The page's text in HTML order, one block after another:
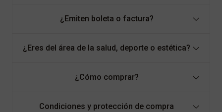
¿Emiten boleta o factura?
¿Eres del área de la salud, deporte o estética?
¿Cómo comprar?
Condiciones y protección de compra